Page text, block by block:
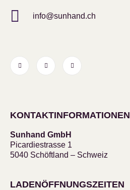
info@sunhand.ch
KONTAKTINFORMATIONEN
Sunhand GmbH
Picardiestrasse 1
5040 Schöftland – Schweiz
LADENÖFFNUNGSZEITEN